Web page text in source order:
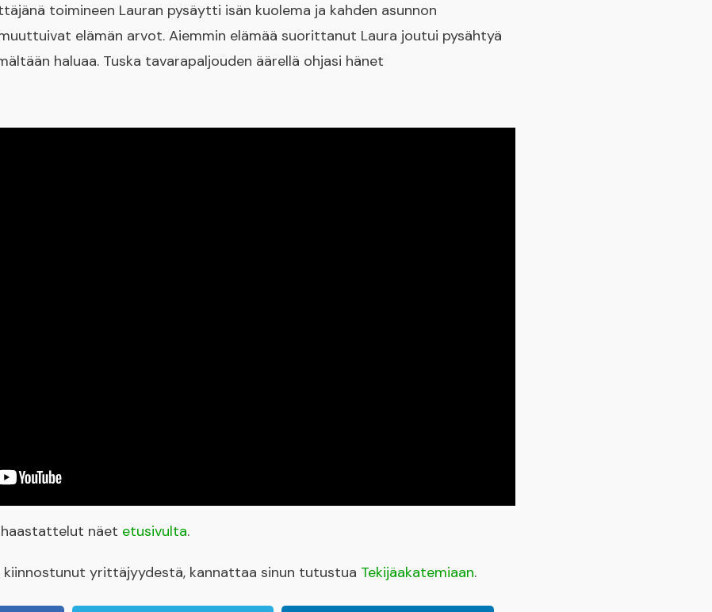
toimineen Lauran pysäytti isän kuolema ja kahden asunnon
elämän arvot. Aiemmin elämää suorittanut Laura joutui pysähtyä
haluaa. Tuska tavarapaljouden äärellä ohjasi hänet
näet etusivulta.
yrittäjyydestä, kannattaa sinun tutustua Tekijäakatemiaan.